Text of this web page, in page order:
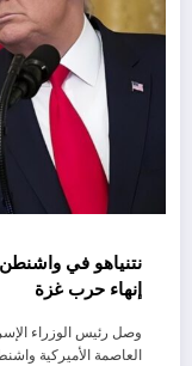
نتنياهو في
إنهاء حرب غزة
وصل رئيس الوزراء
العاصمة الأميركية